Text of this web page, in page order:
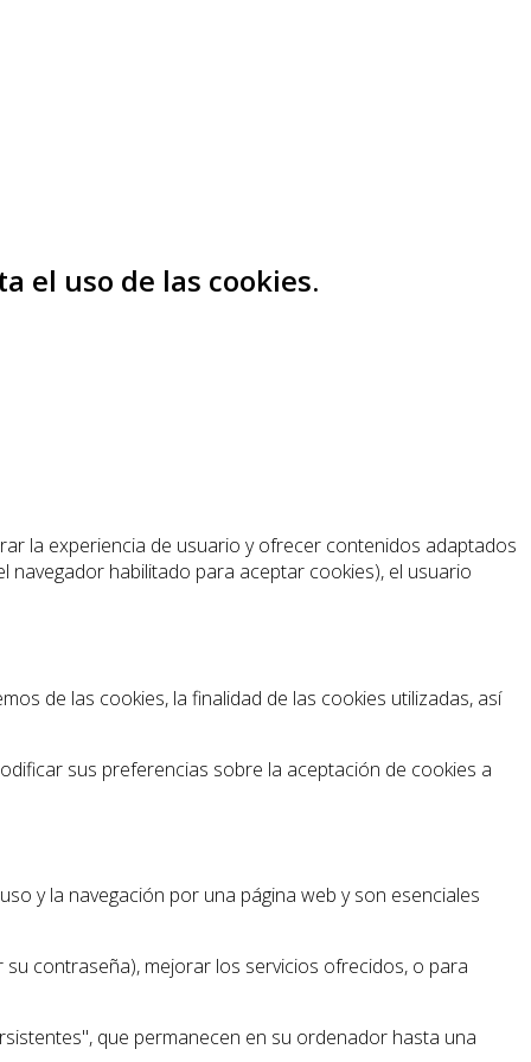
el uso de las cookies.
la experiencia de usuario y ofrecer contenidos adaptados
navegador habilitado para aceptar cookies), el usuario
de las cookies, la finalidad de las cookies utilizadas, así
sus preferencias sobre la aceptación de cookies a
y la navegación por una página web y son esenciales
contraseña), mejorar los servicios ofrecidos, o para
que permanecen en su ordenador hasta una